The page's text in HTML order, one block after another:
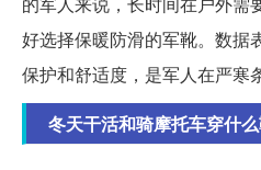
好选择保暖防滑的军靴。数据
保护和舒适度，是军人在严寒
冬天干活和骑摩托车穿什